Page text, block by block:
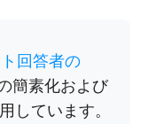
回答者の
簡素化および
しています。